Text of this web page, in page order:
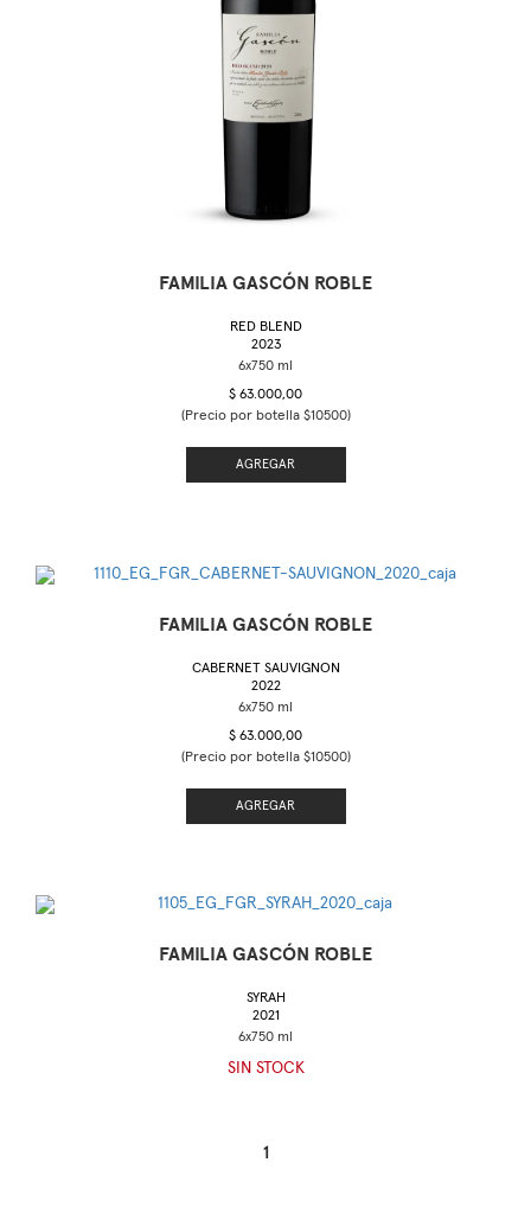
FAMILIA GASCÓN ROBLE
RED BLEND
2023
$ 63.000,00
(Precio por botella $10500)
AGREGAR
FAMILIA GASCÓN ROBLE
CABERNET SAUVIGNON
2022
$ 63.000,00
(Precio por botella $10500)
AGREGAR
FAMILIA GASCÓN ROBLE
SYRAH
2021
SIN STOCK
1